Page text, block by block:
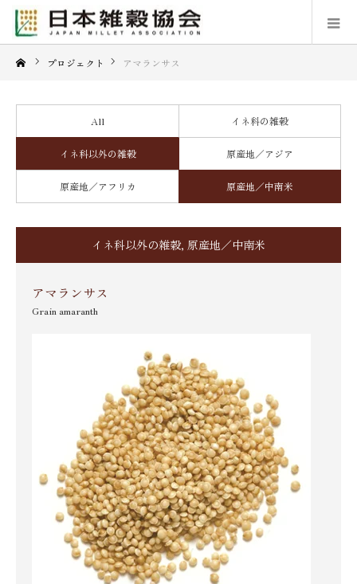
プロジェクト アマランサス
All イネ科の雑穀
イネ科以外の雑穀 原産地／アジア
原産地／アフリカ 原産地／中南米
イネ科以外の雑穀, 原産地／中南米
アマランサス
Grain amaranth